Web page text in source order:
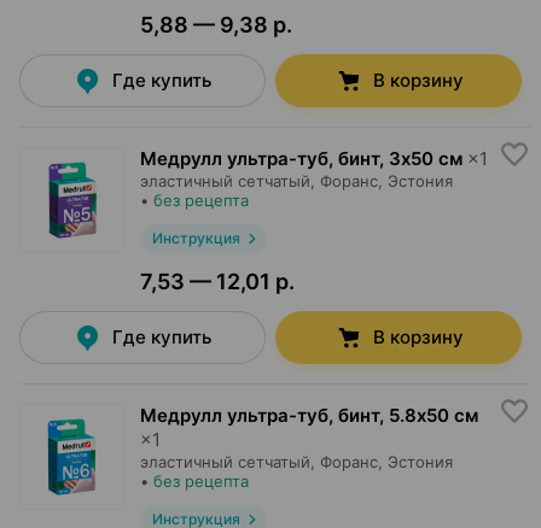
5,88 — 9,38 р.
Где купить В корзину
Медрулл ультра-туб, бинт, 3х50 cм ×1
эластичный сетчатый, Форанс , Эстония
• без рецепта
Инструкция
7,53 — 12,01 р.
Где купить В корзину
Медрулл ультра-туб, бинт, 5.8х50 cм
×1
эластичный сетчатый, Форанс , Эстония
• без рецепта
Инструкция